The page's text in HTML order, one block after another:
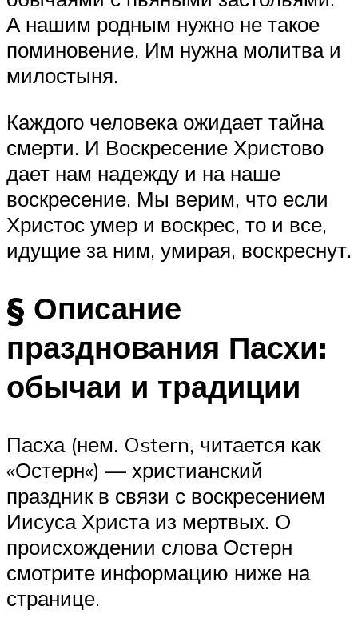
А нашим родным нужно не такое
поминовение. Им нужна молитва и
милостыня.
Каждого человека ожидает тайна
смерти. И Воскресение Христово
дает нам надежду и на наше
воскресение. Мы верим, что если
Христос умер и воскрес, то и все,
идущие за ним, умирая, воскреснут.
§ Описание
празднования Пасхи:
обычаи и традиции
Пасха (нем. Ostern, читается как
«Остерн«) — христианский
праздник в связи с воскресением
Иисуса Христа из мертвых. О
происхождении слова Остерн
смотрите информацию ниже на
странице.